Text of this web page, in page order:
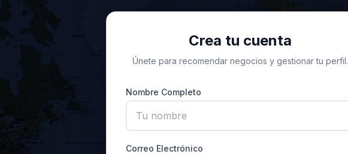
Crea tu cuenta
Únete para recomendar negocios y gestionar tu perfil.
Nombre Completo
Correo Electrónico